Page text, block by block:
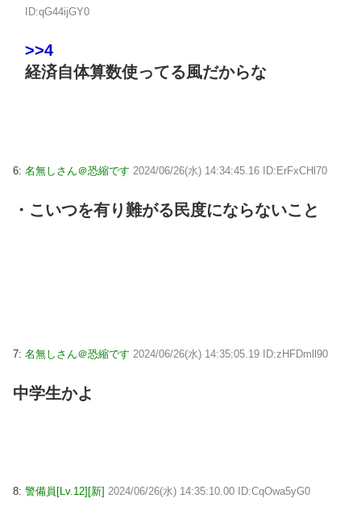
ID:qG44ijGY0
>>4
経済自体算数使ってる風だからな
6: 名無しさん＠恐縮です 2024/06/26(水) 14:34:45.16 ID:ErFxCHl70
・こいつを有り難がる民度にならないこと
7: 名無しさん＠恐縮です 2024/06/26(水) 14:35:05.19 ID:zHFDmll90
中学生かよ
8: 警備員[Lv.12][新] 2024/06/26(水) 14:35:10.00 ID:CqOwa5yG0